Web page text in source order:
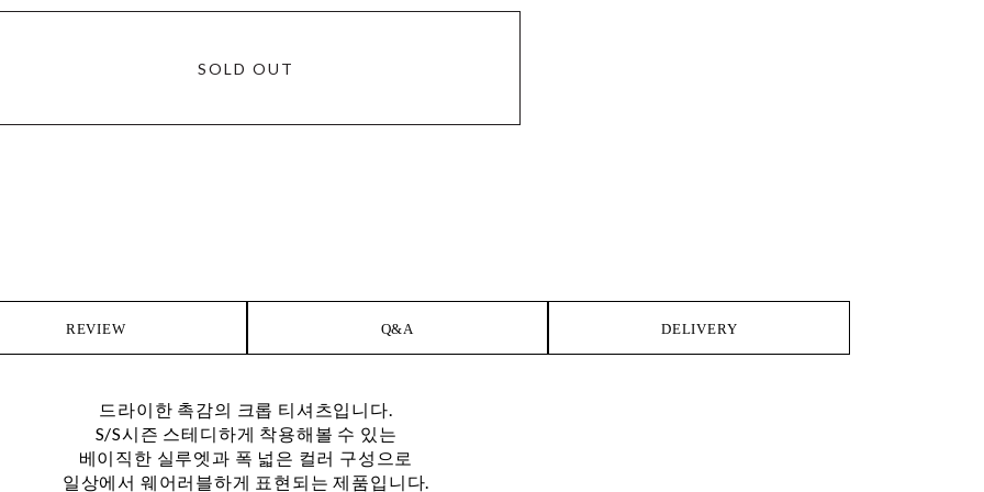
SOLD OUT
REVIEW Q&A DELIVERY
드라이한 촉감의 크롭 티셔츠입니다.
S/S시즌 스테디하게 착용해볼 수 있는
베이직한 실루엣과 폭 넓은 컬러 구성으로
일상에서 웨어러블하게 표현되는 제품입니다.